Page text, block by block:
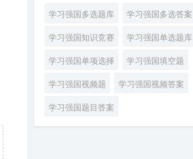
哪
方
式
提
升
充
度
学习强国多选题库
学习强国多选答案
学习强国知识竞赛
学习强国单选题库
学习强国单项选择
学习强国填空题
学习强国视频题
学习强国视频答案
学习强国题目答案